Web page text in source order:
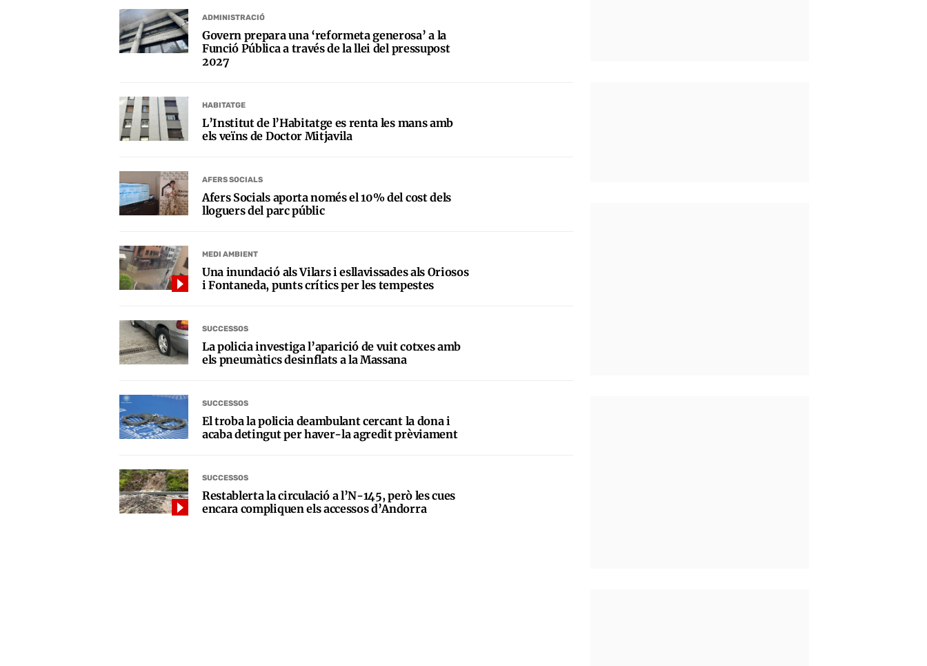
ADMINISTRACIÓ
Govern prepara una ‘reformeta generosa’ a la
Funció Pública a través de la llei del pressupost
2027
HABITATGE
L’Institut de l’Habitatge es renta les mans amb
els veïns de Doctor Mitjavila
AFERS SOCIALS
Afers Socials aporta només el 10% del cost dels
lloguers del parc públic
MEDI AMBIENT
Una inundació als Vilars i esllavissades als Oriosos
i Fontaneda, punts crítics per les tempestes
SUCCESSOS
La policia investiga l’aparició de vuit cotxes amb
els pneumàtics desinflats a la Massana
SUCCESSOS
El troba la policia deambulant cercant la dona i
acaba detingut per haver-la agredit prèviament
SUCCESSOS
Restablerta la circulació a l’N-145, però les cues
encara compliquen els accessos d’Andorra